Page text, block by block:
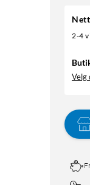
2-4
Velg